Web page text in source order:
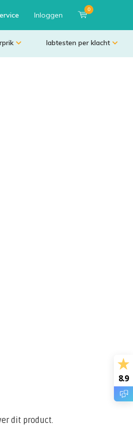
Inloggen
0
labtesten per klacht
dit product.
8.9